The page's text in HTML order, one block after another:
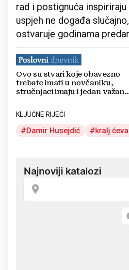
rad i postignuća
uspjeh ne događa
ostvaruje godinama
Ovo su stvari koje obavezno
trebate imati u novčaniku,
stručnjaci imaju i jedan važan
KLJUČNE RIJEČI
Damir Husejdić kralj